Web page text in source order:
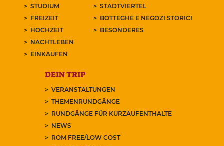
STUDIUM
FREIZEIT
HOCHZEIT
NACHTLEBEN
EINKAUFEN
STADTVIERTEL
BOTTEGHE E NEGOZI STORICI
BESONDERES
DEIN TRIP
VERANSTALTUNGEN
THEMENRUNDGÄNGE
RUNDGÄNGE FÜR KURZAUFENTHALTE
NEWS
ROM FREE/LOW COST